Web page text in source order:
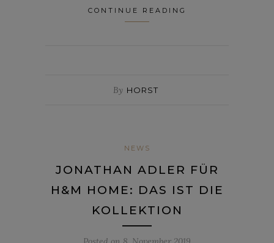
CONTINUE READING
By HORST
NEWS
JONATHAN ADLER FÜR
H&M HOME: DAS IST DIE
KOLLEKTION